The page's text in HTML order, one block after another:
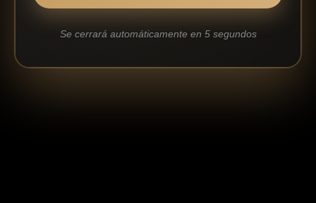
Se cerrará automáticamente en 5segundos